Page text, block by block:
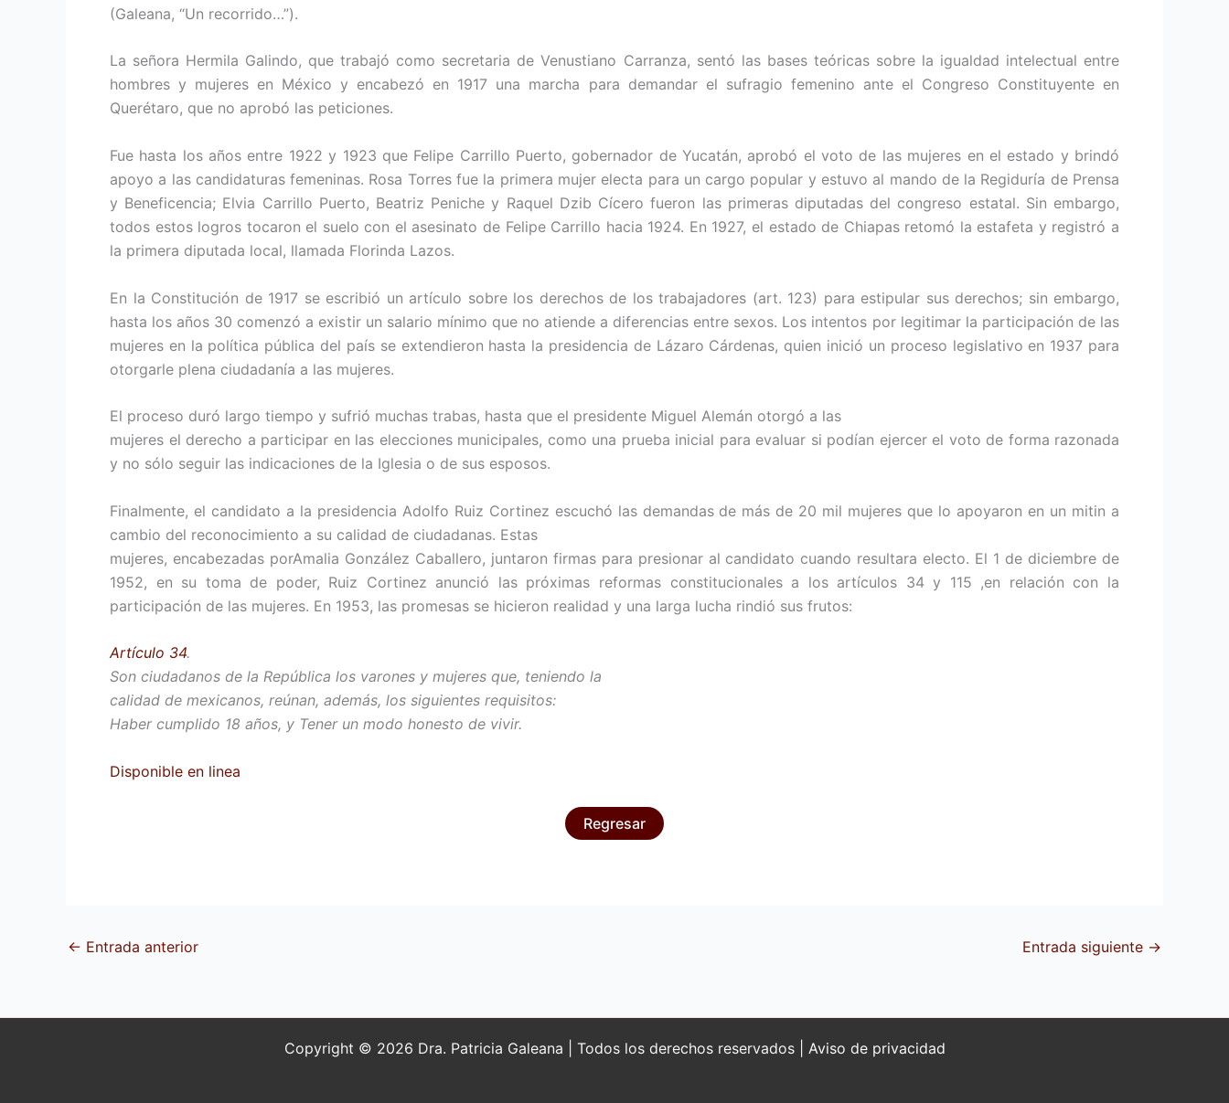
(Galeana, “Un recorrido…”).
La señora Hermila Galindo, que trabajó como secretaria de Venustiano Carranza, sentó las bases teóricas sobre la igualdad intelectual entre
hombres y mujeres en México y encabezó en 1917 una marcha para demandar el sufragio femenino ante el Congreso Constituyente en
Querétaro, que no aprobó las peticiones.
Fue hasta los años entre 1922 y 1923 que Felipe Carrillo Puerto, gobernador de Yucatán, aprobó el voto de las mujeres en el estado y brindó
apoyo a las candidaturas femeninas. Rosa Torres fue la primera mujer electa para un cargo popular y estuvo al mando de la Regiduría de Prensa
y Beneficencia; Elvia Carrillo Puerto, Beatriz Peniche y Raquel Dzib Cícero fueron las primeras diputadas del congreso estatal. Sin embargo,
todos estos logros tocaron el suelo con el asesinato de Felipe Carrillo hacia 1924. En 1927, el estado de Chiapas retomó la estafeta y registró a
la primera diputada local, llamada Florinda Lazos.
En la Constitución de 1917 se escribió un artículo sobre los derechos de los trabajadores (art. 123) para estipular sus derechos; sin embargo,
hasta los años 30 comenzó a existir un salario mínimo que no atiende a diferencias entre sexos. Los intentos por legitimar la participación de las
mujeres en la política pública del país se extendieron hasta la presidencia de Lázaro Cárdenas, quien inició un proceso legislativo en 1937 para
otorgarle plena ciudadanía a las mujeres.
El proceso duró largo tiempo y sufrió muchas trabas, hasta que el presidente Miguel Alemán otorgó a las
mujeres el derecho a participar en las elecciones municipales, como una prueba inicial para evaluar si podían ejercer el voto de forma razonada
y no sólo seguir las indicaciones de la Iglesia o de sus esposos.
Finalmente, el candidato a la presidencia Adolfo Ruiz Cortinez escuchó las demandas de más de 20 mil mujeres que lo apoyaron en un mitin a
cambio del reconocimiento a su calidad de ciudadanas. Estas
mujeres, encabezadas porAmalia González Caballero, juntaron firmas para presionar al candidato cuando resultara electo. El 1 de diciembre de
1952, en su toma de poder, Ruiz Cortinez anunció las próximas reformas constitucionales a los artículos 34 y 115 ,en relación con la
participación de las mujeres. En 1953, las promesas se hicieron realidad y una larga lucha rindió sus frutos:
Artículo 34.
Son ciudadanos de la República los varones y mujeres que, teniendo la
calidad de mexicanos, reúnan, además, los siguientes requisitos:
Haber cumplido 18 años, y Tener un modo honesto de vivir.
Disponible en linea
Regresar
← Entrada anterior Entrada siguiente →
Copyright © 2026 Dra. Patricia Galeana | Todos los derechos reservados | Aviso de privacidad